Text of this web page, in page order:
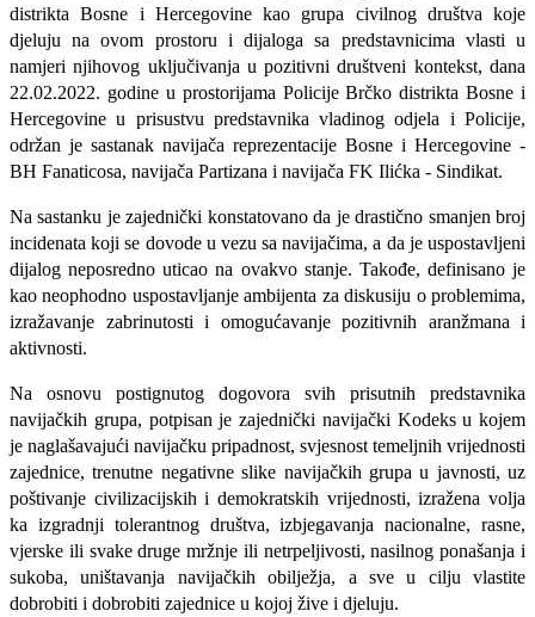
distrikta Bosne i Hercegovine kao grupa civilnog društva koje
djeluju na ovom prostoru i dijaloga sa predstavnicima vlasti u
namjeri njihovog uključivanja u pozitivni društveni kontekst, dana
22.02.2022. godine u prostorijama Policije Brčko distrikta Bosne i
Hercegovine u prisustvu predstavnika vladinog odjela i Policije,
održan je sastanak navijača reprezentacije Bosne i Hercegovine -
BH Fanaticosa, navijača Partizana i navijača FK Ilićka - Sindikat.
Na sastanku je zajednički konstatovano da je drastično smanjen broj
incidenata koji se dovode u vezu sa navijačima, a da je uspostavljeni
dijalog neposredno uticao na ovakvo stanje. Takođe, definisano je
kao neophodno uspostavljanje ambijenta zadiskusiju o problemima,
izražavanje zabrinutosti i omogućavanje pozitivnih aranžmana i
aktivnosti.
Na osnovu postignutog dogovora svih prisutnih predstavnika
navijačkih grupa, potpisan je zajednički navijački Kodeks u kojem
je naglašavajući navijačku pripadnost, svjesnost temeljnih vrijednosti
zajednice, trenutne negativne slike navijačkih grupa u javnosti, uz
poštivanje civilizacijskih i demokratskih vrijednosti, izražena volja
ka izgradnji tolerantnog društva, izbjegavanja nacionalne, rasne,
vjerske ili svake druge mržnje ili netrpeljivosti, nasilnog ponašanja i
sukoba, uništavanja navijačkih obilježja, a sve u cilju vlastite
dobrobiti i dobrobiti zajednice u kojoj žive i djeluju.